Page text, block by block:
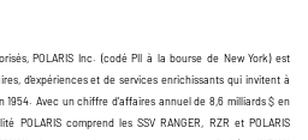
POLARIS Inc. (codé PII à la bourse de New York) est
d’expériences et de services enrichissants qui invitent à
1954. Avec un chiffre d’affaires annuel de 8,6 milliards $ en
POLARIS comprend les SSV RANGER, RZR et POLARIS